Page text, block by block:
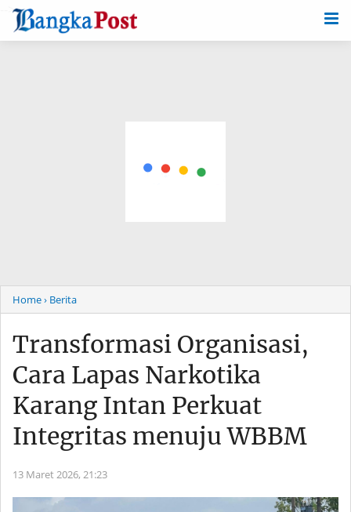
-->
Home› Berita
Transformasi Organisasi,
Cara Lapas Narkotika
Karang Intan Perkuat
Integritas menuju WBBM
13 Maret 2026, 21:23